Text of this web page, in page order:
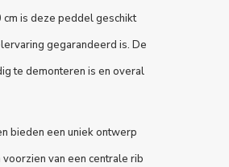
cm is deze peddel geschikt
gegarandeerd is. De
te demonteren is en overal
bieden een uniek ontwerp
van een centrale rib